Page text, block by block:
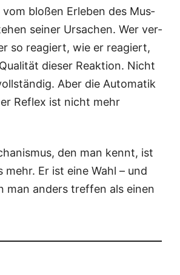
vom blo­ßen Erle­ben des Mus­
sei­ner Ursa­chen. Wer ver­
so reagiert, wie er reagiert,
die­ser Reak­ti­on. Nicht
Aber die Auto­ma­tik
Reflex ist nicht mehr
den man kennt, ist
mehr. Er ist eine Wahl – und
man anders tref­fen als einen